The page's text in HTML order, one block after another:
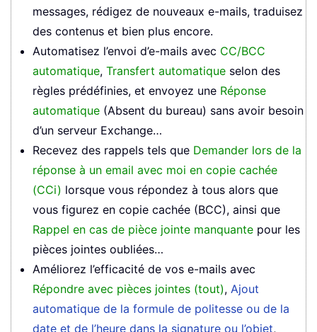
messages, rédigez de nouveaux e-mails, traduisez
des contenus et bien plus encore.
Automatisez l’envoi d’e-mails avec CC/BCC
automatique, Transfert automatique selon des
règles prédéfinies, et envoyez une Réponse
automatique (Absent du bureau) sans avoir besoin
d’un serveur Exchange…
Recevez des rappels tels que Demander lors de la
réponse à un email avec moi en copie cachée
(CCi) lorsque vous répondez à tous alors que
vous figurez en copie cachée (BCC), ainsi que
Rappel en cas de pièce jointe manquante pour les
pièces jointes oubliées…
Améliorez l’efficacité de vos e-mails avec
Répondre avec pièces jointes (tout), Ajout
automatique de la formule de politesse ou de la
date et de l’heure dans la signature ou l’objet,